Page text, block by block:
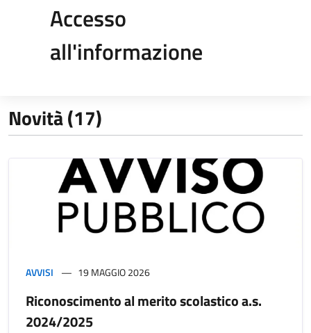
Accesso
all'informazione
Novità (17)
AVVISI 19 MAGGIO 2026
Riconoscimento al merito scolastico a.s.
2024/2025